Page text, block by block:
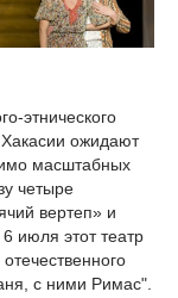
этнического
ожидают
масштабных
четыре
вертеп» и
этот театр
с ними Римас".